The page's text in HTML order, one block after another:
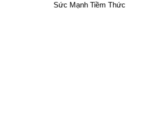
Sức Mạnh Tiềm Thức